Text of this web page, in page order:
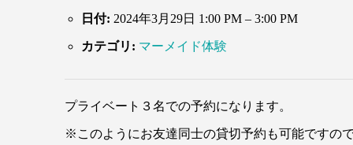
日付: 2024年3月29日 1:00 PM– 3:00 PM
カテゴリ: マーメイド体験
プライベート３名での予約になります。
※このようにお友達同士の貸切予約も可能ですの